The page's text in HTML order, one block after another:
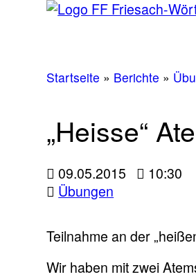
Startseite » Berichte »
„Heisse“
09.05.2015
10:30
Übungen
Teilnahme an der
Wir haben mit zwei